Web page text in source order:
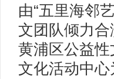
由“五里海邻
文团队倾力
黄浦区公益性
文化活动中